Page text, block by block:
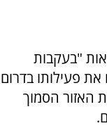
"בעקבות
פעילותו בדרום
האזור הסמוך